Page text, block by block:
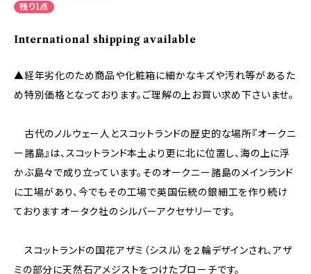
残り1点
International shipping available
▲経年劣化のため商品や化粧箱に細かなキズや汚れ等があるた
め特別価格となっております。ご理解の上お買い求め下さいませ。
古代のノルウェー人とスコットランドの歴史的な場所『オークニ
ー諸島』は、スコットランド本土より更に北に位置し、海の上に浮
かぶ島々で成り立っています。そのオークニー諸島のメインランド
に工場があり、今でもその工場で英国伝統の銀細工を作り続け
ておりますオータク社のシルバーアクセサリーです。
スコットランドの国花アザミ（シスル）を２輪デザインされ、アザ
ミの部分に天然石アメジストをつけたブローチです。